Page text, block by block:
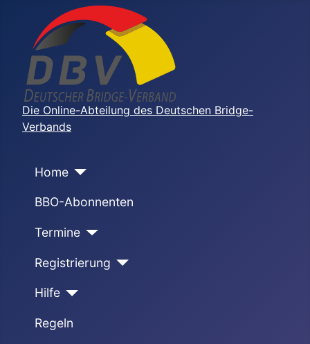
Die Online-Abteilung des Deutschen Bridge-
Verbands
Home
BBO-Abonnenten
Termine
Registrierung
Hilfe
Regeln